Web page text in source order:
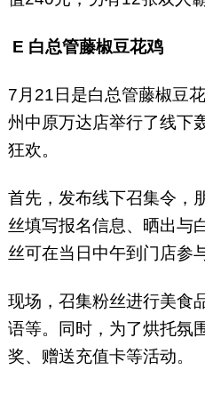
E 白总管藤椒豆花鸡
7月21日是白总管藤椒豆
州中原万达店举行了线下
狂欢。
首先，发布线下召集令，
丝填写报名信息、晒出与
丝可在当日中午到门店参
现场，召集粉丝进行美食
语等。同时，为了烘托氛
奖、赠送充值卡等活动。